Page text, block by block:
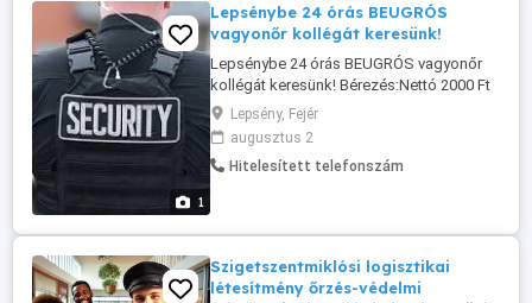
1
Lepsénybe 24 órás BEUGRÓS
vagyonőr kollégát keresünk!
Lepsénybe 24 órás BEUGRÓS vagyonőr
kollégát keresünk! Bérezés:Nettó 2000 Ft
óra(EFO) Feltétel: Érvényes vagyonőri
igazolvány és tanúsítvány Jelentkezni
kizárólag fényképes önéletrajzzal e-
mailben az alábbi címre: Tárgy mezőbe
Lepsény, Fejér
augusztus 2
Hitelesített telefonszám
Szigetszentmiklósi logisztikai
létesítmény őrzés-védelmi